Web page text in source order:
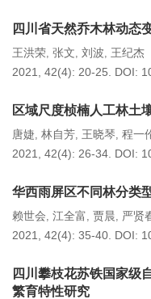
四川省天然乔木林动态
王洪荣, 张文, 刘波, 王纪杰
2021, 42(4): 20-25.
DOI:
区域尺度桢楠人工林土
唐婕, 林自芳, 王晓琴, 程一
2021, 42(4): 26-34. DOI:
华西雨屏区不同林分类
赖世会, 江全富, 贾晨, 严贤
2021, 42(4): 35-40. DOI:
四川攀枝花苏铁国家级
繁育特性研究